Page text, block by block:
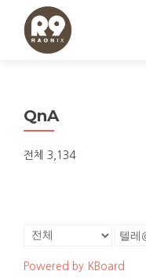
QnA
전체 3,134
Powered by KBoard